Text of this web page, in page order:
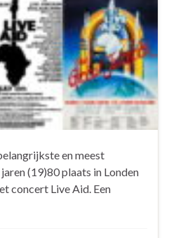
en meest
(19)80 plaats in Londen
concert Live Aid. Een